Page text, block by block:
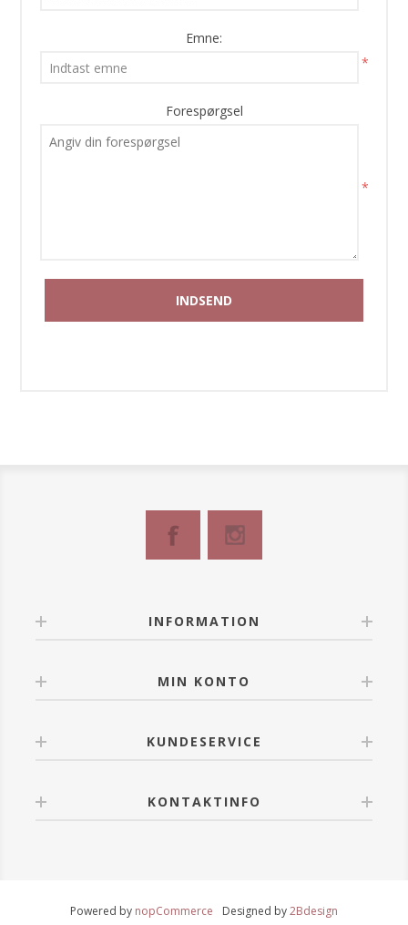
Emne:
*
Forespørgsel
*
INFORMATION
MIN KONTO
KUNDESERVICE
KONTAKTINFO
Powered by nopCommerce Designed by2Bdesign